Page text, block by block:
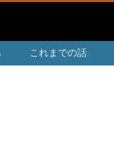
これまでの話